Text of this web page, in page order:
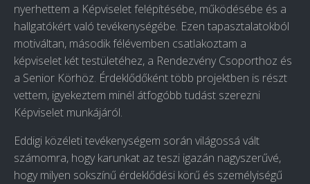
nyerhettem a Képviselet felépítésébe, működésébe és a
hallgatókért való tevékenységébe. Ezen tapasztalatokból
motiváltan, második félévemben csatlakoztam a
képviselet két testületéhez, a Rendezvény Csoporthoz és
a Senior Körhöz. Érdeklődőként több projektben is részt
vettem, igyekeztem minél átfogóbb tudást szerezni
Képviselet munkájáról.
Eddigi közéleti tevékenységem során világossá vált
számomra, hogy karunkat az teszi igazán nagyszerűvé,
hogy milyen sokszínű érdeklődési körű és személyiségű